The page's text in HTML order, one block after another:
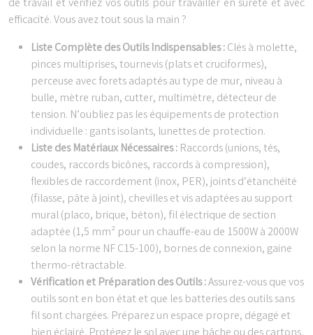
de travail et vérifiez vos outils pour travailler en sûreté et avec
efficacité. Vous avez tout sous la main ?
Liste Complète des Outils Indispensables :Clés à molette,
pinces multiprises, tournevis (plats et cruciformes),
perceuse avec forets adaptés au type de mur, niveau à
bulle, mètre ruban, cutter, multimètre, détecteur de
tension. N’oubliez pas les équipements de protection
individuelle : gants isolants, lunettes de protection.
Liste des Matériaux Nécessaires : Raccords (unions, tés,
coudes, raccords bicônes, raccords à compression),
flexibles de raccordement (inox, PER), joints d’étanchéité
(filasse, pâte à joint), chevilles et vis adaptées au support
mural (placo, brique, béton), fil électrique de section
adaptée (1,5 mm² pour un chauffe-eau de 1500W à 2000W
selon la norme NF C15-100), bornes de connexion, gaine
thermo-rétractable.
Vérification et Préparation des Outils :Assurez-vous que vos
outils sont en bon état et que les batteries des outils sans
fil sont chargées. Préparez un espace propre, dégagé et